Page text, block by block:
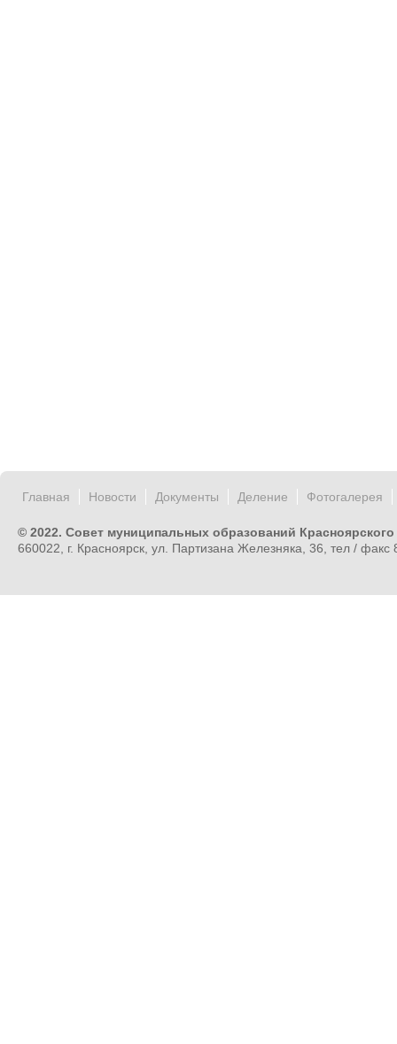
Главная Новости Документы Деление Фотогалерея
© 2022. Совет муниципальных образований Красноярского
660022, г. Красноярск, ул. Партизана Железняка, 36, тел /